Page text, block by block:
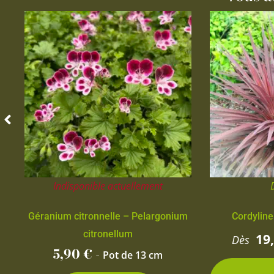
Indisponible actuellement
Géranium citronnelle – Pelargonium
citronellum
5,90€ - Pot de 13 cm
Dès